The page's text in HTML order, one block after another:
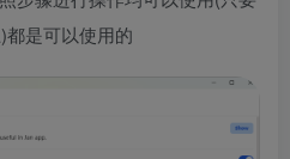
都是可以使用的